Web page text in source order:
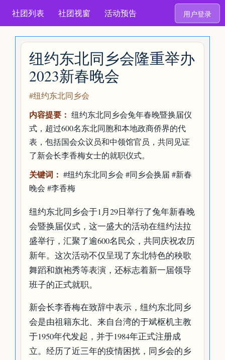
社团列表 社团视窗 活动预告 用户登录
纽约东北同乡会隆重举办
2023新春晚会
#纽约东北同乡会
内容提要： 纽约东北同乡会兔年春晚暨换届仪
式，超过600名东北同胞和本地政商侨界的代
表，包括国会众议员和中领馆官员，共同见证
了新会长李香梅女士的就职仪式。
关键词： #纽约东北同乡会 #同乡会换届 #新春
晚会 #李香梅
纽约东北同乡会于1月29日举行了兔年新春晚
会暨换届仪式，这一盛大的活动在纽约法拉
盛举行，汇聚了逾600名民众，共同庆祝农历
新年。这次活动不仅呈现了东北特色的秧歌
舞蹈和旗袍秀等表演，还标志着新一届领导
班子的正式就职。
新会长李香梅在致辞中表示，纽约东北同乡
会是由祖籍东北、来自台湾的于斌枢机主教
于1950年代发起，并于1984年正式注册成
立。经历了近三年的疫情困扰，同乡会的乡